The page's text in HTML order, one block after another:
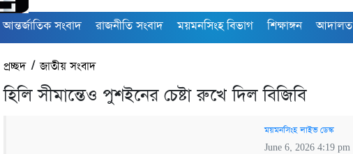
আন্তর্জাতিক সংবাদ রাজনীতি সংবাদ ময়মনসিংহ বিভাগ শিক্ষাঙ্গন আদালত
প্রচ্ছদ/জাতীয় সংবাদ
হিলি সীমান্তেও পুশইনের চেষ্টা রুখে দিল বিজিবি
ময়মনসিংহ লাইভ ডেস্ক
June 6, 2026 4:19 pm